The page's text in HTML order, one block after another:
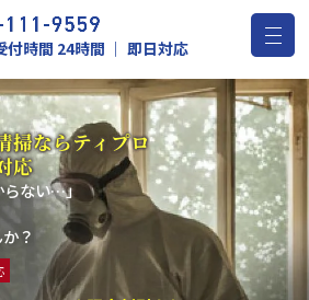
付時間 24時間 ｜ 即日対応
掃ならティプロ
応
らない…」
？